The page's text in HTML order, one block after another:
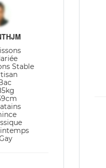
Stable